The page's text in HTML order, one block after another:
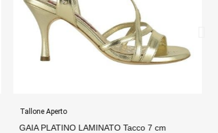
Tallone Aperto
ANITA NERO T Tacco 8 cm